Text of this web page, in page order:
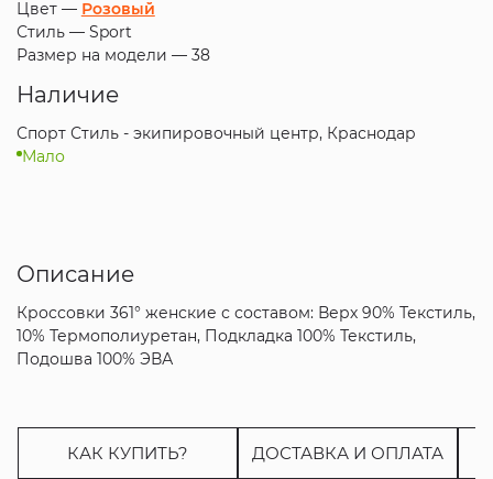
Цвет — Розовый
Стиль — Sport
Размер на модели — 38
Наличие
Спорт Стиль - экипировочный центр, Краснодар
Мало
Описание
Кроссовки 361° женские с составом: Верх 90% Текстиль,
10% Термополиуретан, Подкладка 100% Текстиль,
Подошва 100% ЭВА
КАК КУПИТЬ? ДОСТАВКА И ОПЛАТА